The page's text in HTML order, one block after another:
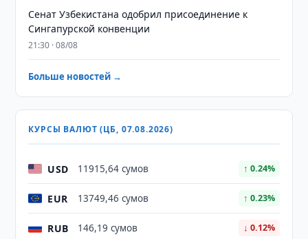
Сенат Узбекистана одобрил присоединение к
Сингапурской конвенции
21:30 · 08/08
Больше новостей →
КУРСЫ ВАЛЮТ (ЦБ, 07.08.2026)
USD 11915,64 сумов ↑ 0.24%
EUR 13749,46 сумов ↑ 0.23%
RUB 146,19 сумов ↓ 0.12%